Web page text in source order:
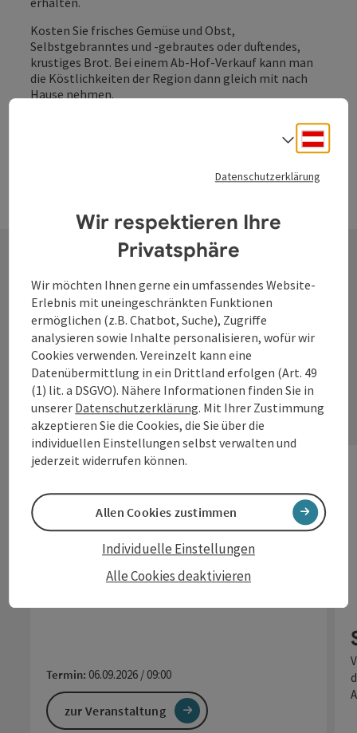
Kosten Sie frisches Gemüse und Obst,
Selbstgebranntes und -gebrautes oder duftendes,
krustiges Brot. Bei einem Ab-Hof-Verkauf kann man
die Köstlichkeiten der Region dann gleich mit nach
Hause nehmen.
Jetzt unsere landwirtschaftlichen Direktvermarketer
Genuss-
Veranstaltungen
& -Märkte
10 Jahre Sauwald Erdäpfel
Kirtag in St. Ägidi
🎉 Wir feiern Jubiläum! 🥔🎶🚜 Ein ganzes
Wochenende voller Genuss, Musik & echter Sauwald-
Termin: 06.09.2026 / 09:00
zur Veranstaltung
Datenschutzerklärung
Wir respektieren Ihre
Privatsphäre
Wir möchten Ihnen gerne ein umfassendes Website-
Erlebnis mit uneingeschränkten Funktionen
ermöglichen (z.B. Chatbot, Suche), Zugriffe
analysieren sowie Inhalte personalisieren, wofür wir
Cookies verwenden. Vereinzelt kann eine
Datenübermittlung in ein Drittland erfolgen (Art. 49
(1) lit. a DSGVO). Nähere Informationen finden Sie in
unserer Datenschutzerklärung. Mit Ihrer Zustimmung
akzeptieren Sie die Cookies, die Sie über die
individuellen Einstellungen selbst verwalten und
jederzeit widerrufen können.
Alle Cookies deaktivieren
Individuelle Einstellungen
Allen Cookies zustimmen